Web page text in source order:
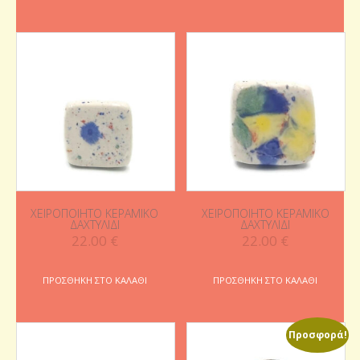
ΧΕΙΡΟΠΟΊΗΤΟ ΚΕΡΑΜΙΚΌ
ΔΑΧΤΥΛΊΔΙ
22.00 €
ΠΡΟΣΘΉΚΗ ΣΤΟ ΚΑΛΆΘΙ
ΧΕΙΡΟΠΟΊΗΤΟ ΚΕΡΑΜΙΚΌ
ΔΑΧΤΥΛΊΔΙ
22.00 €
ΠΡΟΣΘΉΚΗ ΣΤΟ ΚΑΛΆΘΙ
Προσφορά!